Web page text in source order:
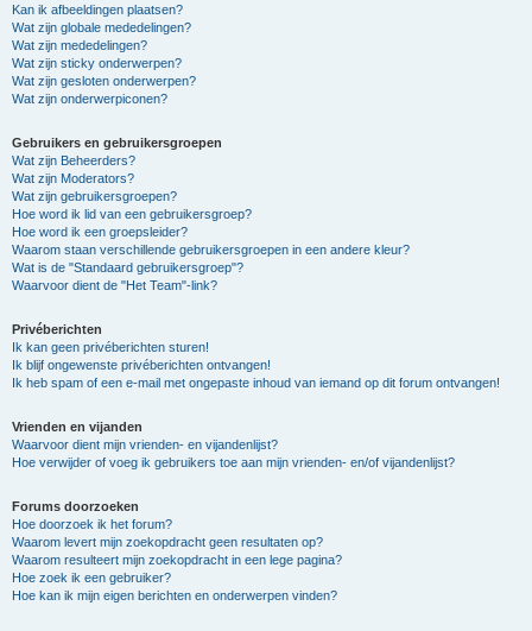
Kan ik afbeeldingen plaatsen?
Wat zijn globale mededelingen?
Wat zijn mededelingen?
Wat zijn sticky onderwerpen?
Wat zijn gesloten onderwerpen?
Wat zijn onderwerpiconen?
Gebruikers en gebruikersgroepen
Wat zijn Beheerders?
Wat zijn Moderators?
Wat zijn gebruikersgroepen?
Hoe word ik lid van een gebruikersgroep?
Hoe word ik een groepsleider?
Waarom staan verschillende gebruikersgroepen in een andere kleur?
Wat is de "Standaard gebruikersgroep"?
Waarvoor dient de "Het Team"-link?
Privéberichten
Ik kan geen privéberichten sturen!
Ik blijf ongewenste privéberichten ontvangen!
Ik heb spam of een e-mail met ongepaste inhoud van iemand op dit forum ontvangen!
Vrienden en vijanden
Waarvoor dient mijn vrienden- en vijandenlijst?
Hoe verwijder of voeg ik gebruikers toe aan mijn vrienden- en/of vijandenlijst?
Forums doorzoeken
Hoe doorzoek ik het forum?
Waarom levert mijn zoekopdracht geen resultaten op?
Waarom resulteert mijn zoekopdracht in een lege pagina?
Hoe zoek ik een gebruiker?
Hoe kan ik mijn eigen berichten en onderwerpen vinden?